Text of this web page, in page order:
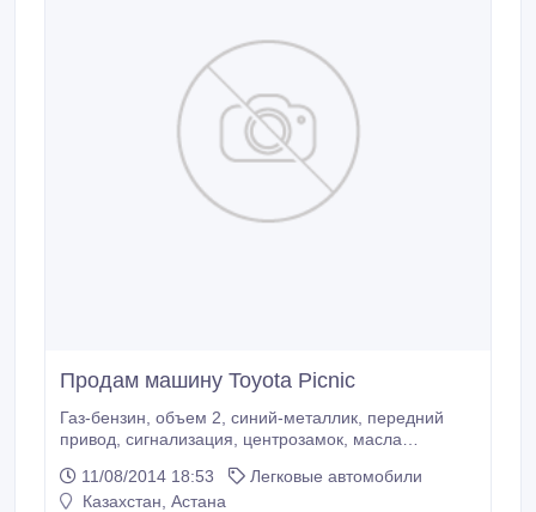
Продам машину Toyota Picnic
Газ-бензин, объем 2, синий-металлик, передний
привод, сигнализация, центрозамок, масла
11/08/2014 18:53
Легковые автомобили
Казахстан, Астана